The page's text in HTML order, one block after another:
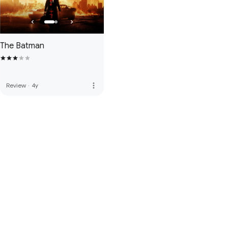
The Batman
Review · 4y more_vert